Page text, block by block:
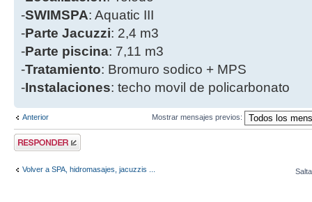
-SWIMSPA: Aquatic III
-Parte Jacuzzi: 2,4 m3
-Parte piscina: 7,11 m3
-Tratamiento: Bromuro sodico + MPS
-Instalaciones: techo movil de policarbonato
Anterior Mostrar mensajes previos:
Publicar una
respuesta
Volver a SPA, hidromasajes, jacuzzis ...